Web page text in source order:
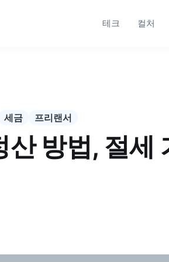
테크 컬처
세금 프리랜서
방법, 절세